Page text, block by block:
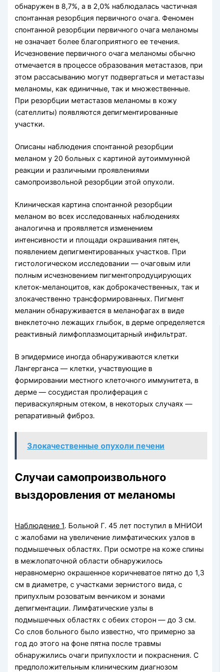
обнаружен в 8,7%, а в 2,0% наблюдалась частичная
спонтанная резорбция первичного очага. Феномен
спонтанной резорбции первичного очага меланомы
не означает более благоприятного ее течения.
Исчезновение первичного очага меланомы обычно
отмечается в процессе образования метастазов, при
этом рассасыванию могут подвергаться и метастазы
меланомы, как единичные, так и множественные.
При резорбции метастазов меланомы в кожу
(сателлиты) появляются депигментированные
участки.
Описаны наблюдения спонтанной резорбции
меланом у 20 больных с картиной аутоиммунной
реакции и различными проявлениями
самопроизвольной резорбции этой опухоли.
Клиническая картина спонтанной резорбции
меланом во всех исследованных наблюдениях
аналогична и проявляется изменением
интенсивности и площади окрашивания пятен,
появлением депигментированных участков. При
гистологическом исследовании — очаговым или
полным исчезновением пигментопродуцирующих
клеток-меланоцитов, как доброкачественных, так и
злокачественно трансформированных. Пигмент
меланин обнаруживается в меланофагах в виде
внеклеточно лежащих глыбок, в дерме определяется
реактивный лимфоплазмоцитарный инфильтрат.
В эпидермисе иногда обнаруживаются клетки
Лангерганса — клетки, участвующие в
формировании местного клеточного иммунитета, в
дерме — сосудистая пролиферация с
периваскулярным отеком, в некоторых случаях —
репаративный фиброз.
Злокачественные опухоли печени
Случаи самопроизвольного
выздоровления от меланомы
Наблюдение 1. Больной Г. 45 лет поступил в МНИОИ
с жалобами на увеличение лимфатических узлов в
подмышечных областях. При осмотре на коже спины
в межлопаточной области обнаружилось
неравномерно окрашенное коричневатое пятно до 1,3
см в диаметре, с участками зернистого вида, с
припухлым розоватым венчиком и зонами
депигментации. Лимфатические узлы в
подмышечных областях с обеих сторон — до 3 см.
Со слов больного было известно, что примерно за
год до этого на фоне пятна после травмы
обнаружились очаги припухлости и покраснения. С
предположительным клиническим диагнозом